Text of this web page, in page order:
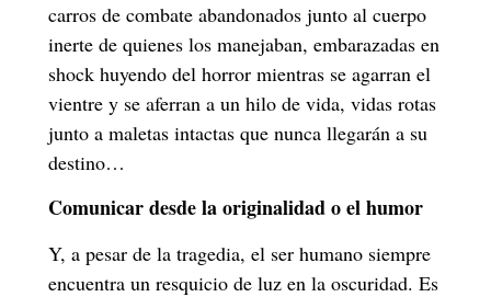
carros de combate abandonados junto al cuerpo
inerte de quienes los manejaban, embarazadas en
shock huyendo del horror mientras se agarran el
vientre y se aferran a un hilo de vida, vidas rotas
junto a maletas intactas que nunca llegarán a su
destino…
Comunicar desde la originalidad o el humor
Y, a pesar de la tragedia, el ser humano siempre
encuentra un resquicio de luz en la oscuridad. Es